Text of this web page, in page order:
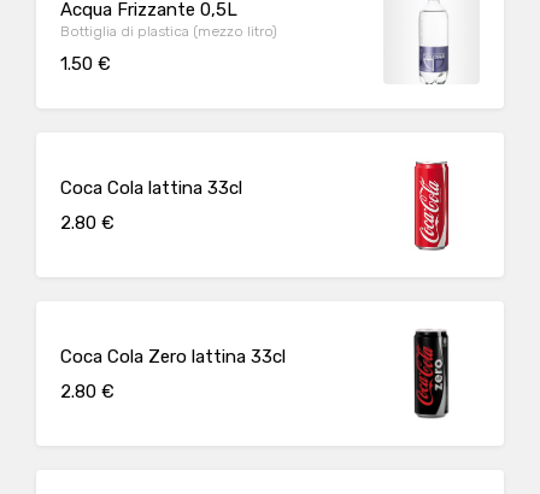
Acqua Frizzante 0,5L
Bottiglia di plastica (mezzo litro)
1.50 €
Coca Cola lattina 33cl
2.80 €
Coca Cola Zero lattina 33cl
2.80 €